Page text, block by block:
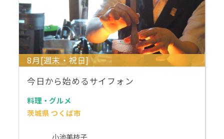
8月[週末・祝日]
今日から始めるサイフォン
料理・グルメ
茨城県 つくば市
小池美枝子